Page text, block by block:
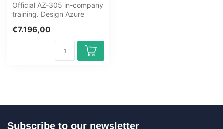
Official AZ-305 in-company
training. Design Azure
ne...
€7.196,00
Subscribe to our newsletter